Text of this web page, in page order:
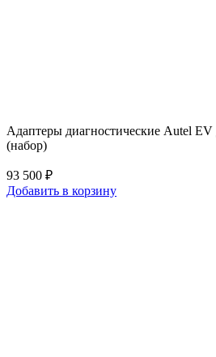
Адаптеры диагностические Autel
(набор)
93 500 ₽
Добавить в корзину